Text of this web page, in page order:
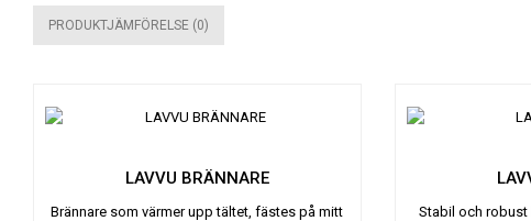
PRODUKTJÄMFÖRELSE (0)
LAVVU BRÄNNARE
Brännare som värmer upp tältet, fästes på mitt
Stabil och